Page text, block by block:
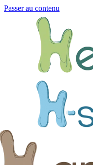
Passer au contenu